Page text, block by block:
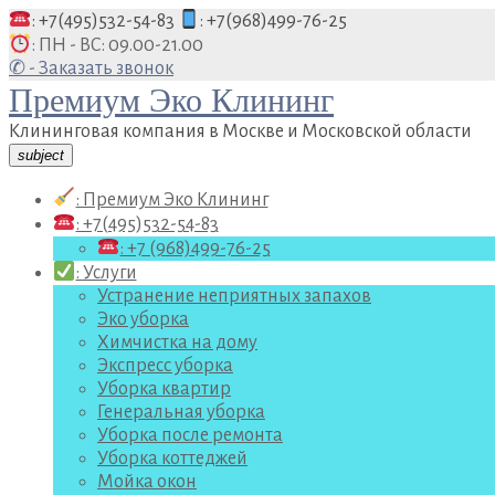
Перейти
к
содержанию
: +7(495)532-54-83
: +7(968)499-76-25
: ПН - ВС: 09.00-21.00
✆ - Заказать звонок
Премиум Эко Клининг
Клининговая компания в Москве и Московской области
subject
: Премиум Эко Клининг
: +7(495)532-54-83
: +7 (968)499-76-25
: Услуги
Устранение неприятных запахов
Эко уборка
Химчистка на дому
Экспресс уборка
Уборка квартир
Генеральная уборка
Уборка после ремонта
Уборка коттеджей
Мойка окон